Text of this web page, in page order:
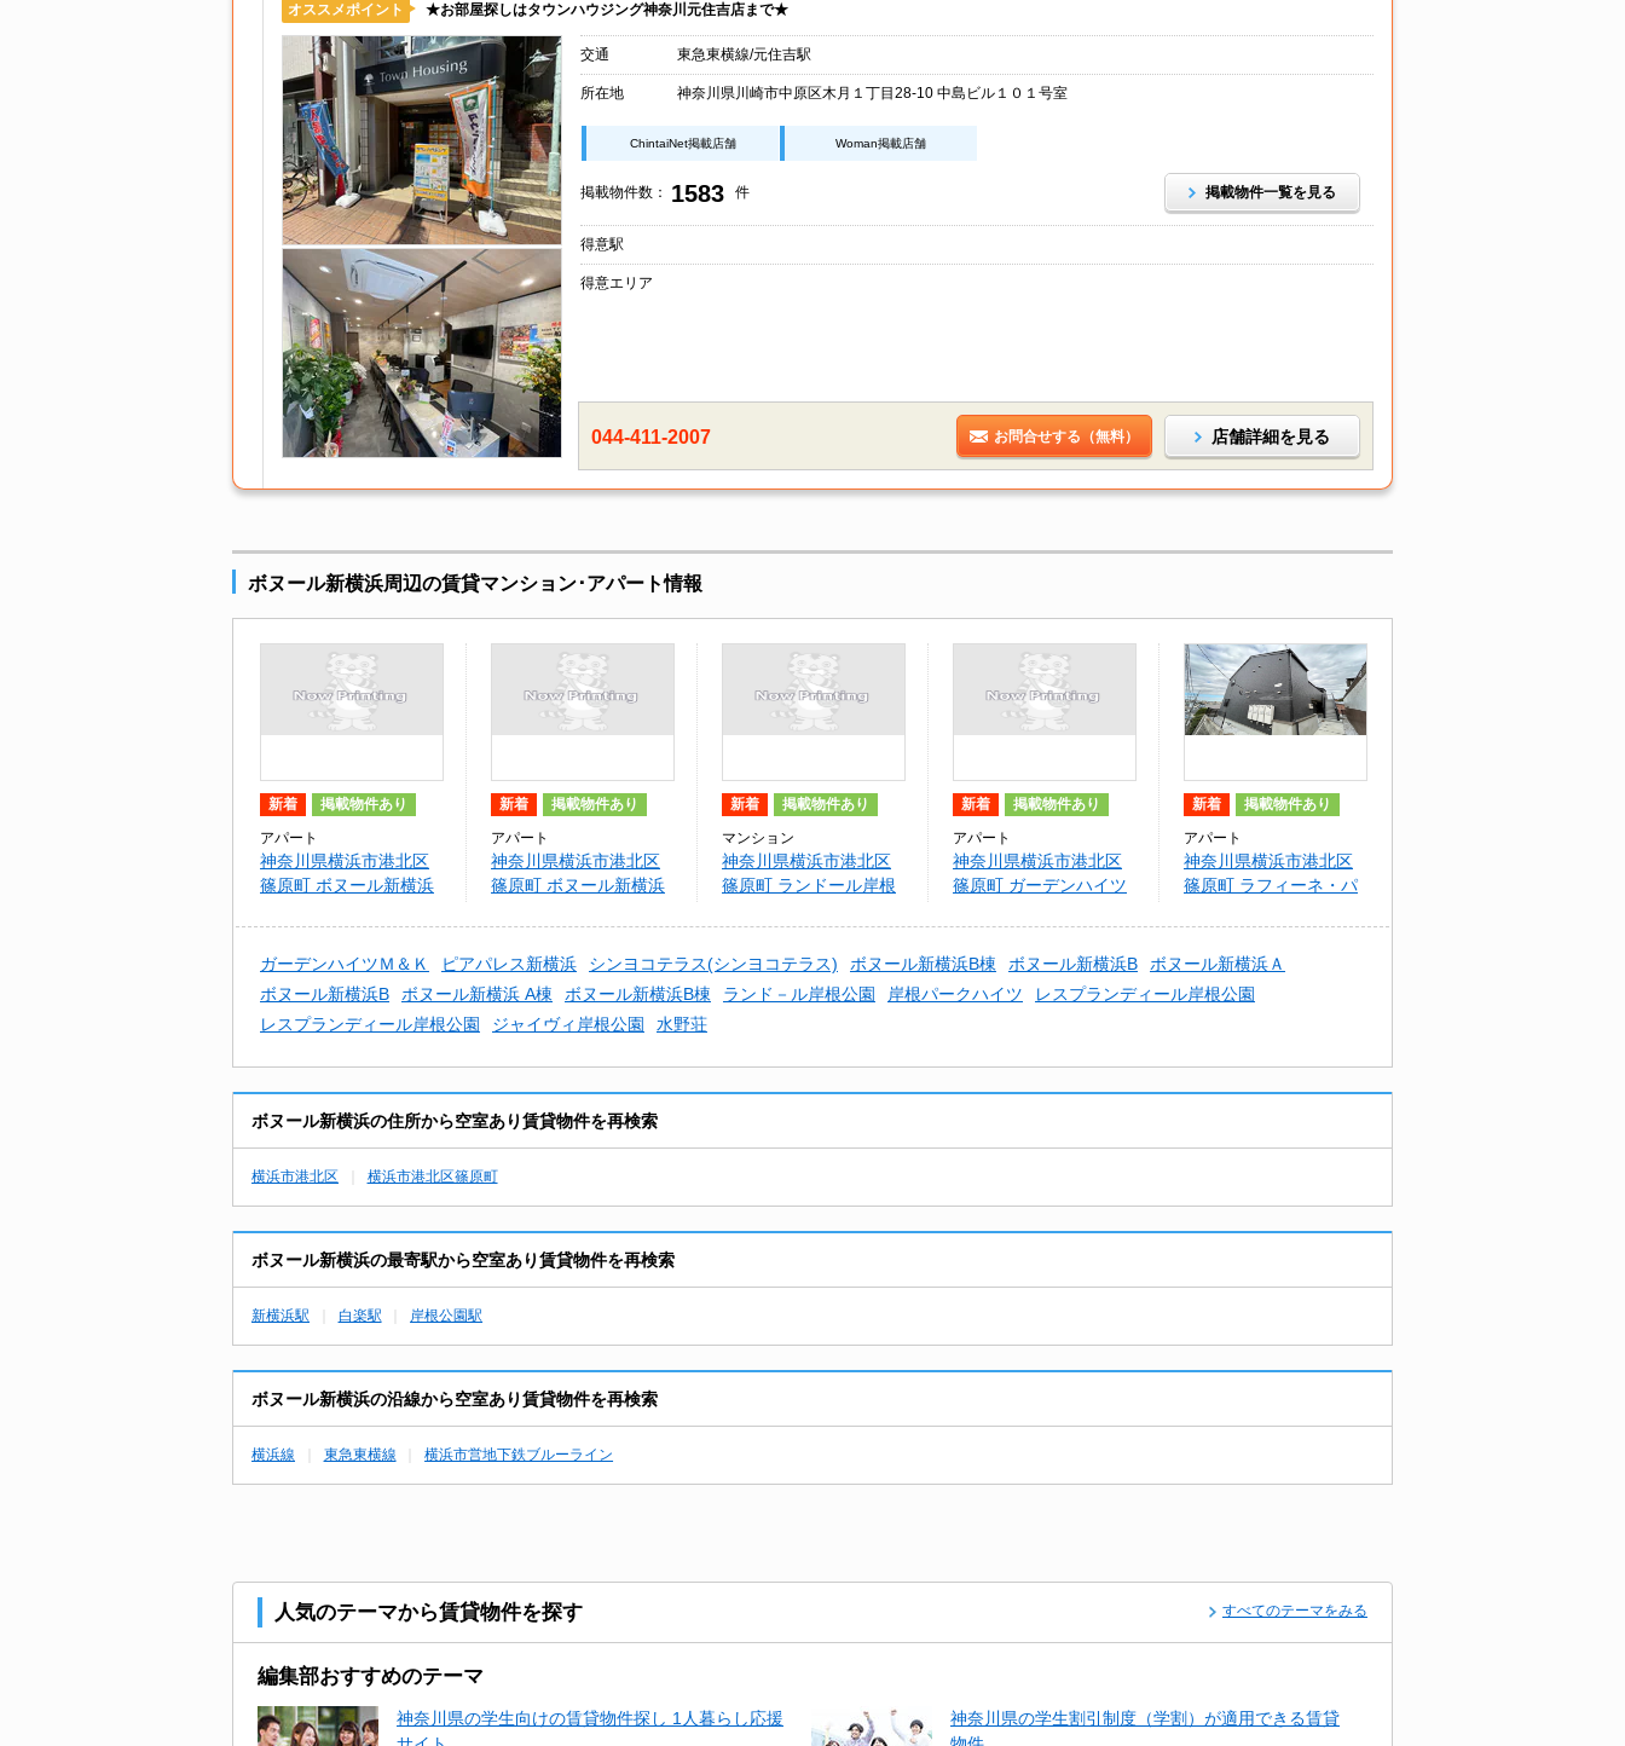
オススメポイント ★お部屋探しはタウンハウジング神奈川元住吉店まで★
交通 東急東横線/元住吉駅
所在地 神奈川県川崎市中原区木月１丁目28-10 中島ビル１０１号室
ChintaiNet掲載店舗 Woman掲載店舗
掲載物件数： 1583 件 掲載物件一覧を見る
得意駅
得意エリア
044-411-2007 お問合せする（無料） 店舗詳細を見る
ボヌール新横浜周辺の賃貸マンション･アパート情報
新着 掲載物件あり
アパート
神奈川県横浜市港北区
篠原町 ボヌール新横浜
新着 掲載物件あり
アパート
神奈川県横浜市港北区
篠原町 ボヌール新横浜
新着 掲載物件あり
マンション
神奈川県横浜市港北区
篠原町 ランドール岸根
新着 掲載物件あり
アパート
神奈川県横浜市港北区
篠原町 ガーデンハイツ
新着 掲載物件あり
アパート
神奈川県横浜市港北区
篠原町 ラフィーネ・パ
ガーデンハイツＭ＆Ｋ ピアパレス新横浜 シンヨコテラス(シンヨコテラス) ボヌール新横浜B棟 ボヌール新横浜B
ボヌール新横浜Ａ
ボヌール新横浜B
ボヌール新横浜 A棟 ボヌール新横浜B棟 ランド－ル岸根公園 岸根パークハイツ
レスプランディール岸根公園
レスプランディール岸根公園
ジャイヴィ岸根公園 水野荘
ボヌール新横浜の住所から空室あり賃貸物件を再検索
横浜市港北区 横浜市港北区篠原町
ボヌール新横浜の最寄駅から空室あり賃貸物件を再検索
新横浜駅 白楽駅 岸根公園駅
ボヌール新横浜の沿線から空室あり賃貸物件を再検索
横浜線 東急東横線 横浜市営地下鉄ブルーライン
人気のテーマから賃貸物件を探す すべてのテーマをみる
編集部おすすめのテーマ
神奈川県の学生向けの賃貸物件探し 1人暮らし応援
神奈川県の学生割引制度（学割）が適用できる賃貸